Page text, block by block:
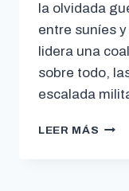
la olvidada
entre suníes
lidera una
sobre todo,
escalada
LEER MÁS